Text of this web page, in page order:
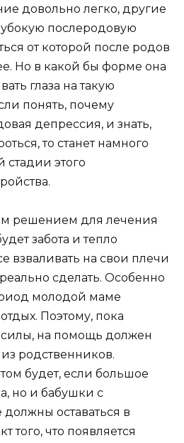
довольно легко, другие
послеродовую
от которой после родов
Но в какой бы форме она
глаза на такую
понять, почему
депрессия, и знать,
то станет намного
стадии этого
решением для лечения
забота и тепло
взваливать на свои плечи
сделать. Особенно
молодой маме
Поэтому, пока
силы, на помощь должен
родственников.
будет, если большое
но и бабушки с
оставаться в
того, что появляется